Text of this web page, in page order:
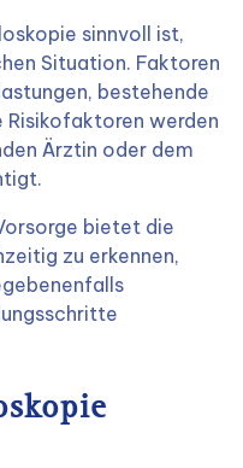
sinnvoll ist,
Situation. Faktoren
bestehende
Risikofaktoren werden
Ärztin oder dem
bietet die
zu erkennen,